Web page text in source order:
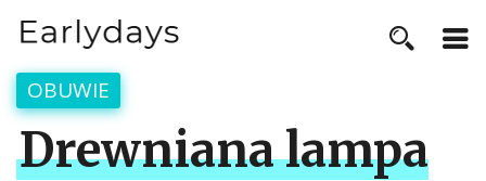
OBUWIE
Drewniana lampa